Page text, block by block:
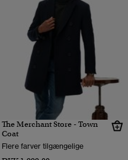
The Merchant Store - Town
Coat
Flere farver tilgængelige